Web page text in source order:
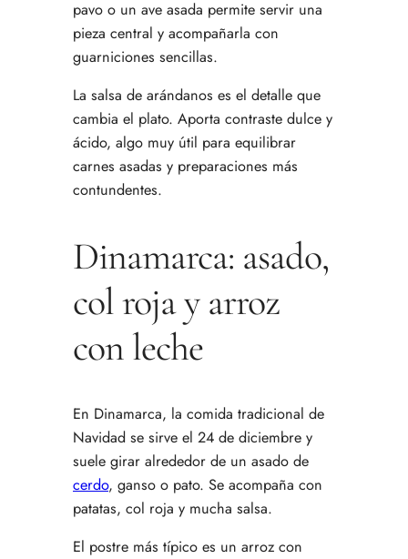
pavo o un ave asada permite servir una
pieza central y acompañarla con
guarniciones sencillas.
La salsa de arándanos es el detalle que
cambia el plato. Aporta contraste dulce y
ácido, algo muy útil para equilibrar
carnes asadas y preparaciones más
contundentes.
Dinamarca: asado,
col roja y arroz
con leche
En Dinamarca, la comida tradicional de
Navidad se sirve el 24 de diciembre y
suele girar alrededor de un asado de
cerdo, ganso o pato. Se acompaña con
patatas, col roja y mucha salsa.
El postre más típico es un arroz con